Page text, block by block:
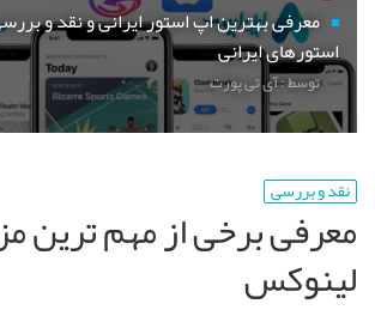
معرفی بهترین اپ استور ایرانی و نقد و
استورهای ایرانی
توسط : آی تی پورت
نقد و بررسی
معرفی برخی از مهم ترین
لینوکس